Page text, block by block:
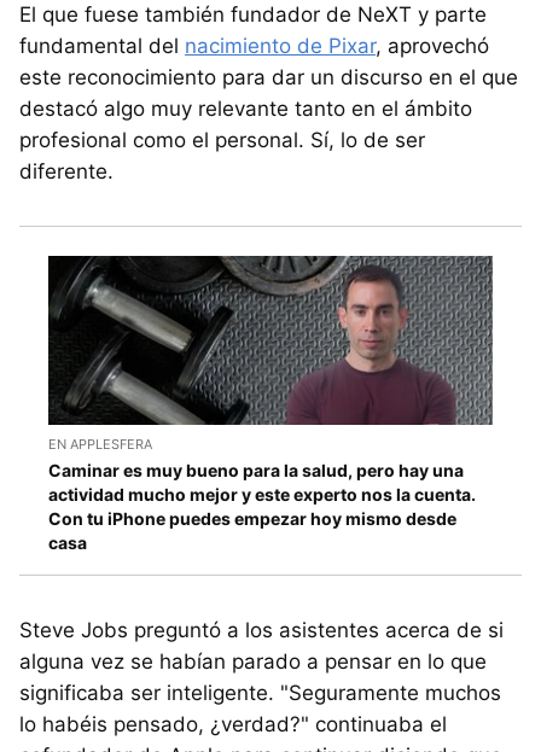
El que fuese también fundador de NeXT y parte
fundamental del nacimiento de Pixar, aprovechó
este reconocimiento para dar un discurso en el que
destacó algo muy relevante tanto en el ámbito
profesional como el personal. Sí, lo de ser
diferente.
EN APPLESFERA
Caminar es muy bueno para la salud, pero hay una
actividad mucho mejor y este experto nos la cuenta.
Con tu iPhone puedes empezar hoy mismo desde
casa
Steve Jobs preguntó a los asistentes acerca de si
alguna vez se habían parado a pensar en lo que
significaba ser inteligente. "Seguramente muchos
lo habéis pensado, ¿verdad?" continuaba el